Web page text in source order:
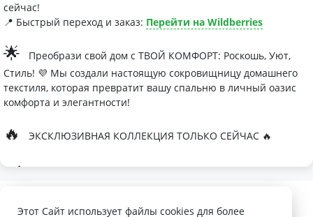
сейчас!
📍 Быстрый переход и заказ: Перейти на Wildberries
🌟
Преобрази свой дом с ТВОЙ КОМФОРТ: Роскошь, Уют,
Стиль! 💜 Мы создали настоящую сокровищницу домашнего
текстиля, которая превратит вашу спальню в личный оазис
комфорта и элегантности!
🔥 ЭКСКЛЮЗИВНАЯ КОЛЛЕКЦИЯ ТОЛЬКО СЕЙЧАС 🔥
🛏
Палитра изысканных оттенков:
Этот Сайт использует файлы cookies для более